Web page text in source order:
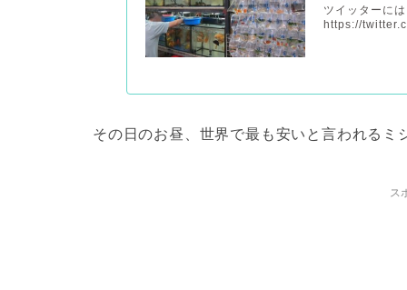
ツイッターに
https://
その日のお昼、世界で最も安いと言われる
ス